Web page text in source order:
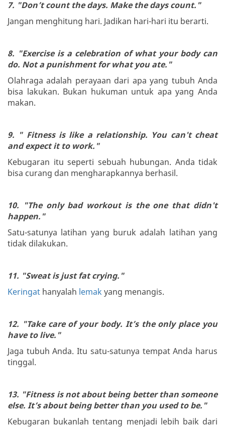
7. "Don’t count the days. Make the days count."
Jangan menghitung hari. Jadikan hari-hari itu berarti.
8. "Exercise is a celebration of what your body can
do. Not a punishment for what you ate."
Olahraga adalah perayaan dari apa yang tubuh Anda
bisa lakukan. Bukan hukuman untuk apa yang Anda
makan.
9. " Fitness is like a relationship. You can't cheat
and expect it to work."
Kebugaran itu seperti sebuah hubungan. Anda tidak
bisa curang dan mengharapkannya berhasil.
10. "The only bad workout is the one that didn't
happen."
Satu-satunya latihan yang buruk adalah latihan yang
tidak dilakukan.
11. "Sweat is just fat crying."
Keringat hanyalah lemak yang menangis.
12. "Take care of your body. It’s the only place you
have to live."
Jaga tubuh Anda. Itu satu-satunya tempat Anda harus
tinggal.
13. "Fitness is not about being better than someone
else. It’s about being better than you used to be."
Kebugaran bukanlah tentang menjadi lebih baik dari